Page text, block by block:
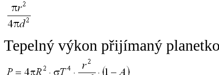
Tepelný výkon přijímaný